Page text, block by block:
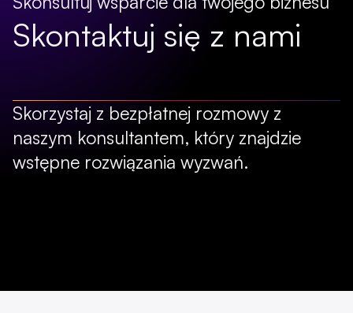
Skontaktuj się z nami
Skorzystaj z bezpłatnej rozmowy z
naszym konsultantem, który znajdzie
wstępne rozwiązania wyzwań.